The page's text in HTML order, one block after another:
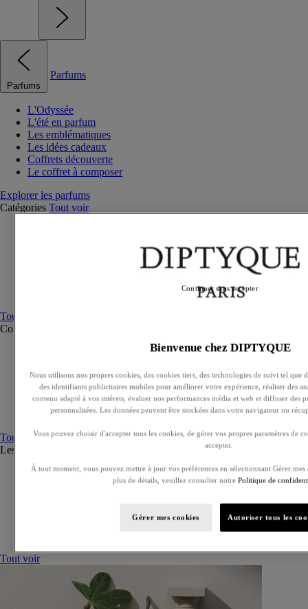
Parfums
Parfums
L'Odyssée
L'été en parfum
Les emblématiques
Les idées cadeaux
Coffrets découverte
Le coffret à composer
Explorer les parfums
Catégories Tout voir
Tout voir
Collections
Fleur de peau
Eau des Sens
L'Eau Papier
Philosykos
Tout voir
Les Essences de Diptyque
Lazulio
Tout voir
Bienvenue chez DIPTYQUE
Nous utilisons nos propres cookies, des cookies tiers, des technologies de suivi tel que
des identifiants publicitaires mobiles pour améliorer votre expérience, réaliser des
contenu adapté à vos intérets, évaluer nos performances média et web et diffuser des
personnalisées. Les données peuvent être stockées dans votre navigateur ou
Vous pouvez choisir d'accepter tous les cookies, de gérer vos propres paramètres de
accepter.
À tout moment, vous pouvez mettre à jour vos préférences en sélectionnant Gérer mes
plus de détails, veuillez consulter notre Politique de
Gérer mes cookies Autoriser tous les
Continuer sans accepter